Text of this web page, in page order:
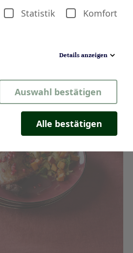
Statistik
Komfort
Details anzeigen
Auswahl bestätigen
Alle bestätigen